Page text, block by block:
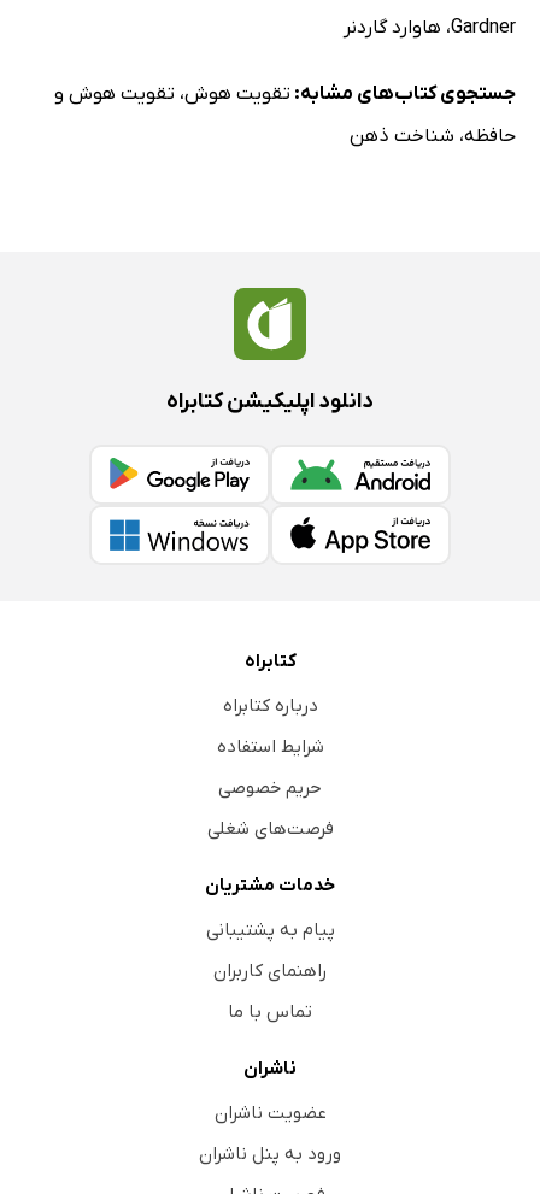
Gardner، هاوارد گاردنر
جستجوی کتاب‌های مشابه: تقویت هوش، تقویت هوش و
حافظه، شناخت ذهن
دانلود اپلیکیشن کتابراه
کتابراه
درباره کتابراه
شرایط استفاده
حریم خصوصی
فرصت‌های شغلی
خدمات مشتریان
پیام به پشتیبانی
راهنمای کاربران
تماس با ما
ناشران
عضویت ناشران
ورود به پنل ناشران